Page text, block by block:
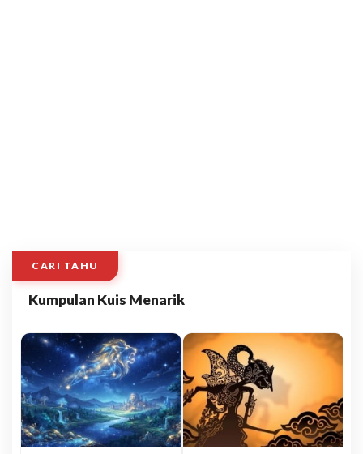
CARI TAHU
Kumpulan Kuis Menarik